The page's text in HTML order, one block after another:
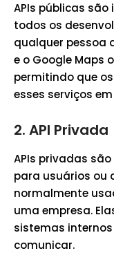
APIs públicas
todos os
qualquer pessoa
e o Google Maps
permitindo que
esses serviços
2. API Privada
APIs privadas
para usuários ou
normalmente
uma empresa.
sistemas
comunicar.